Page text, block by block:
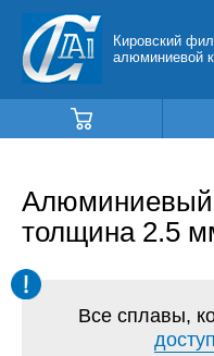
Кировский
алюминиевой
Алюминиевый
толщина 2.5
Все сплавы,